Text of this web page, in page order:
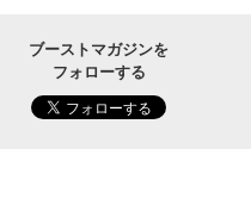
ブーストマガジンを
フォローする